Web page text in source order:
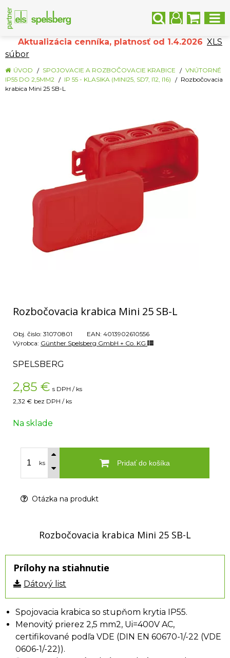
Aktualizácia cenníka, platnosť od 1.4.2026 XLS
súbor
ÚVOD SPOJOVACIE A ROZBOČOVACIE KRABICE
VNÚTORNÉ
IP55 DO 2,5MM2
IP 55 - KLASIKA (MINI25, SD7, I12, I16)
Rozbočovacia
krabica Mini 25 SB-L
Rozbočovacia krabica Mini 25 SB-L
Obj. čislo: 31070801 EAN: 4013902610556
Výrobca: Günther Spelsberg GmbH + Co. KG
SPELSBERG
2,85 € s DPH / ks
2,32 € bez DPH / ks
Na sklade
ks Pridať do košíka
Otázka na produkt
Rozbočovacia krabica Mini 25 SB-L
Prílohy na stiahnutie
Dátový list
Spojovacia krabica so stupňom krytia IP55.
Menovitý prierez 2,5 mm2, Ui=400V AC,
certifikované podľa VDE (DIN EN 60670-1/-22 (VDE
0606-1/-22)).